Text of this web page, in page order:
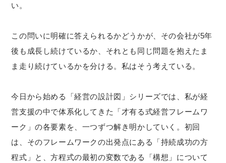
い。
この問いに明確に答えられるかどうかが、その会社が5年
後も成長し続けているか、それとも同じ問題を抱えたま
ま走り続けているかを分ける。私はそう考えている。
今日から始める「経営の設計図」シリーズでは、私が経
営支援の中で体系化してきた「才有る式経営フレームワ
ーク」の各要素を、一つずつ解き明かしていく。初回
は、そのフレームワークの出発点にある「持続成功の方
程式」と、方程式の最初の変数である「構想」について